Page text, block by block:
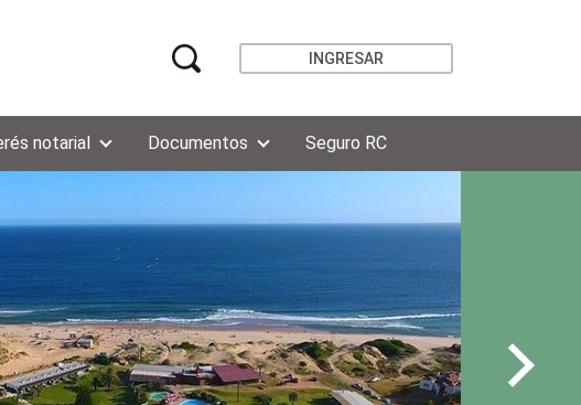
INGRESAR
notarial Documentos Seguro RC